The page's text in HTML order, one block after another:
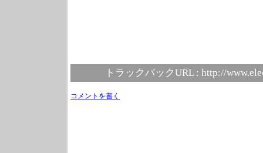
トラックバックURL : http://
コメントを書く